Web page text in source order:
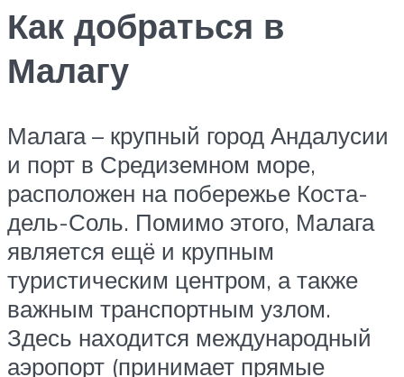
Как добраться в
Малагу
Малага – крупный город Андалусии
и порт в Средиземном море,
расположен на побережье Коста-
дель-Соль. Помимо этого, Малага
является ещё и крупным
туристическим центром, а также
важным транспортным узлом.
Здесь находится международный
аэропорт (принимает прямые